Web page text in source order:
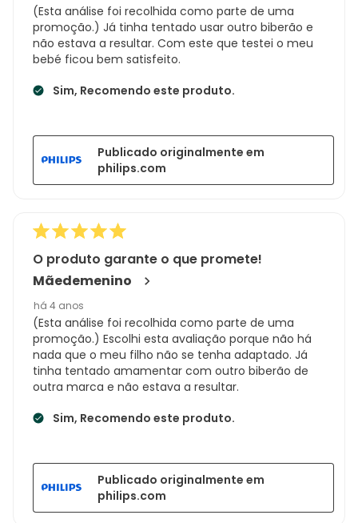
(Esta análise foi recolhida como parte de uma
promoção.) Já tinha tentado usar outro biberão e
não estava a resultar. Com este que testei o meu
bebé ficou bem satisfeito.
Sim, Recomendo este produto.
Publicado originalmente em
philips.com
O produto garante o que promete!
Mãedemenino
há 4 anos
(Esta análise foi recolhida como parte de uma
promoção.) Escolhi esta avaliação porque não há
nada que o meu filho não se tenha adaptado. Já
tinha tentado amamentar com outro biberão de
outra marca e não estava a resultar.
Sim, Recomendo este produto.
Publicado originalmente em
philips.com